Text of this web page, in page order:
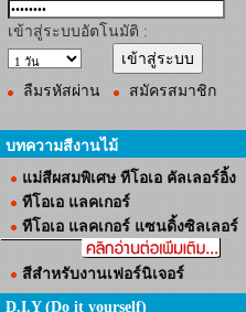
เข้าสู่ระบบอัตโนมัติ :
ลืมรหัสผ่าน สมัครสมาชิก
บทความสีงานไม้
แม่สีผสมพิเศษ ทีโอเอ คัลเลอร์อิ้ง
ทีโอเอ แลคเกอร์
ทีโอเอ แลคเกอร์ แซนดิ้งซิลเลอร์
สีสำหรับงานเฟอร์นิเจอร์
D.I.Y (Do it yourself)